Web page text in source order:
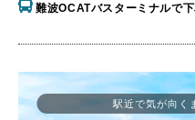
難波OCATバスターミナルで
駅近で気が向く